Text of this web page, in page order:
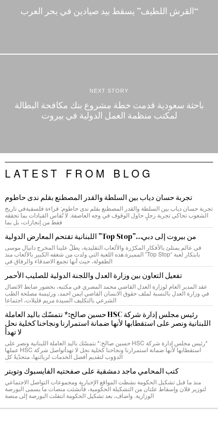
“القرش اللطيف” يسقط بيد صيادين في بحر العرب
NEXT STORY
باحثة سعودية قدمت خطة مشروع بنك مكافحة البطالة
لمكتب منظمة العمل الدولية في بيروت
LATEST FROM BLOG
تجربة حسان دياب بين السلطة والقدر المصطنع بقلم ندى حاطوم
تجربة حسان دياب بين السلطة والقدر المصطنع بقلم ندى حاطوم: قراءة فلسفيةفي تاريخ
الشعوب تحاكي تجربة رجلٍ حاول الوقوف في وجه العاصفة. لا تُقاس القيادات بما تحققه
فقط من إنجازات، بل بما
من بيروت إلى دبي…”Top Stop” اللبنانية تقتحم المعارض الدولية
في عالم يمتلئ بالأفكار المكرّرة والألعاب التقليدية، يطلّ علينا المخرج دانيال موسى
بابتكار لعبة “Top Stop” المميزة.هذه اللعبة التي ولدت من شغفه الكبير بالألعاب منذ
الطفولة، حيث أنها تجمع الاصدقاء والرفاق في
تفعيل التعاون بين وزارة العدل واللجنة الدولية للصليب الأحمر
عقد المدير العام لوزارة العدل القاضي محمد المصري في مكتبه، بحضور ضابط الاتصال
في وزارة العدل بالنسبة لملف حقوق الانسان القاضي ايمن احمد، ورئيسة مصلحة الطب
الشرعي بالتكليف السيدة مريم قليلات، اجتماعا
رئيس مجلس إدارة شركة HSC حسين صالح:* نتمسّك باليد العاملة
اللبنانية ونصر على استقطابها لأنها ضمانة استمرارنا ونجاحنا كخلية نحل
لا تهدأ
*رئيس مجلس إدارة شركة HSC حسين صالح:* نتمسّك باليد العاملة اللبنانية ونصر على
استقطابها لأنها ضمانة استمرارنا ونجاحنا كخلية نحل لا تهدأتواصل شركة HSC عملها
الدؤوب لتقديم أفضل الخدمات لزبائنها، متحدّيةً كل
كتب المحامي ماجد دمشقية على صفحتيه الفايسبوك وتويتر
منذ ما قبل تشكيل الحكومة نشطت المواقع الإخبارية ومجموعات التواصل الاجتماعي
لتوزير فلان وإسقاط علتان من التشكيلة الحكومية، فأنشئت منصات ما يسمى البورصة
الوزارية. واضاف، بعد تشكيل الحكومة انتقلت البورصة إلى منصة